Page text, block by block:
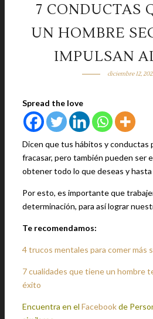
7 CONDUCTAS
UN HOMBRE
IMPULSAN
diciembre 12,
Spread the love
Dicen que tus hábitos y conductas
fracasar, pero también pueden ser
obtener todo lo que deseas y hasta
Por esto, es importante que
determinación, para así lograr
Te recomendamos:
4 trucos mentales para comer más
7 cualidades que tiene un hombre
éxito
Encuentra en el Facebookde